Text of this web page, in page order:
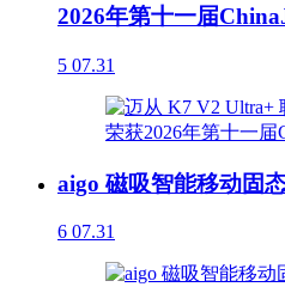
2026年第十一届
5 07.31
aigo 磁吸智能移动固
6 07.31